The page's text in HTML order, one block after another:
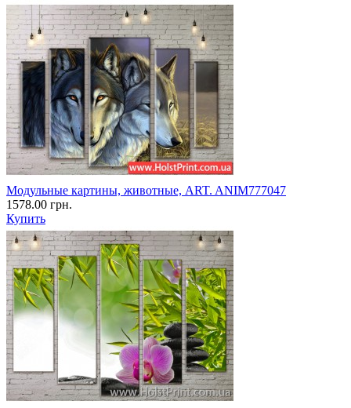
Модульные картины, животные, ART. ANIM777047
1578.00 грн.
Купить